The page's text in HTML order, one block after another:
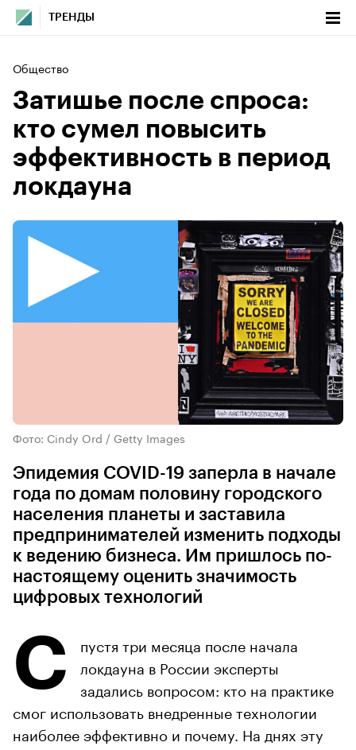
ТРЕНДЫ
Общество
Затишье после спроса:
кто сумел повысить
эффективность в период
локдауна
Фото: Cindy Ord / Getty Images
Эпидемия COVID-19 заперла в начале
года по домам половину городского
населения планеты и заставила
предпринимателей изменить подходы
к ведению бизнеса. Им пришлось по-
настоящему оценить значимость
цифровых технологий
С
пустя три месяца после начала
локдауна в России эксперты
задались вопросом: кто на практике
смог использовать внедренные технологии
наиболее эффективно и почему. На днях эту